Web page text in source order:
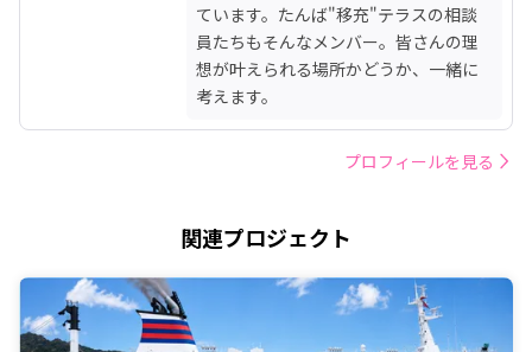
ています。たんば"移充"テラスの相談
員たちもそんなメンバー。皆さんの理
想が叶えられる場所かどうか、一緒に
考えます。
プロフィールを見る
関連プロジェクト